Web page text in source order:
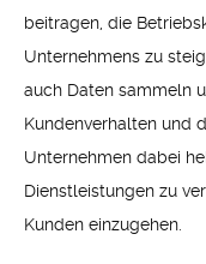
beitragen, die
Unternehmens zu
auch Daten sammeln
Kundenverhalten und
Unternehmen dabei
Dienstleistungen zu
Kunden einzugehen.